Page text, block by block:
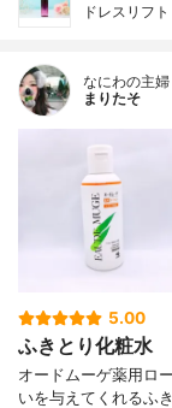
ドレスリフ
なにわの主婦
まりたそ
5.00
ふきとり化粧水
オードムーゲ薬用ロ
いを与えてくれるふ